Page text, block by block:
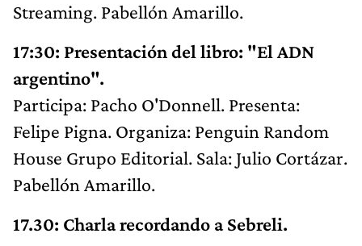
Streaming. Pabellón Amarillo.
17:30: Presentación del libro: "El ADN
argentino".
Participa: Pacho O'Donnell. Presenta:
Felipe Pigna. Organiza: Penguin Random
House Grupo Editorial. Sala: Julio Cortázar.
Pabellón Amarillo.
17.30: Charla recordando a Sebreli.